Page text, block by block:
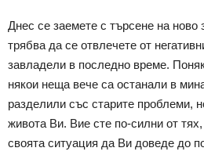
Днес се заемете с търсене на ново
трябва да се отвлечете от
завладели в последно време.
някои неща вече са останали в
разделили със старите проблеми,
живота Ви. Вие сте по-силни от
своята ситуация да Ви доведе до